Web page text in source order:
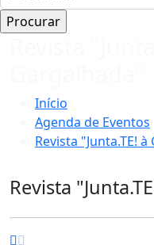
Início
Agenda de Eventos
Revista "Junta.TE!
Revista